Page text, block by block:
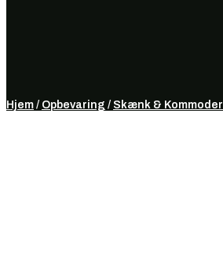
Hjem / Opbevaring / Skænk & Kommoder